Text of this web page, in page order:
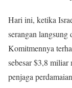
Hari ini, ketika
serangan
Komitmennya
sebesar $3,8 miliar
penjaga